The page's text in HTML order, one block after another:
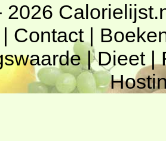
2026
| Contact|
|Dieet|